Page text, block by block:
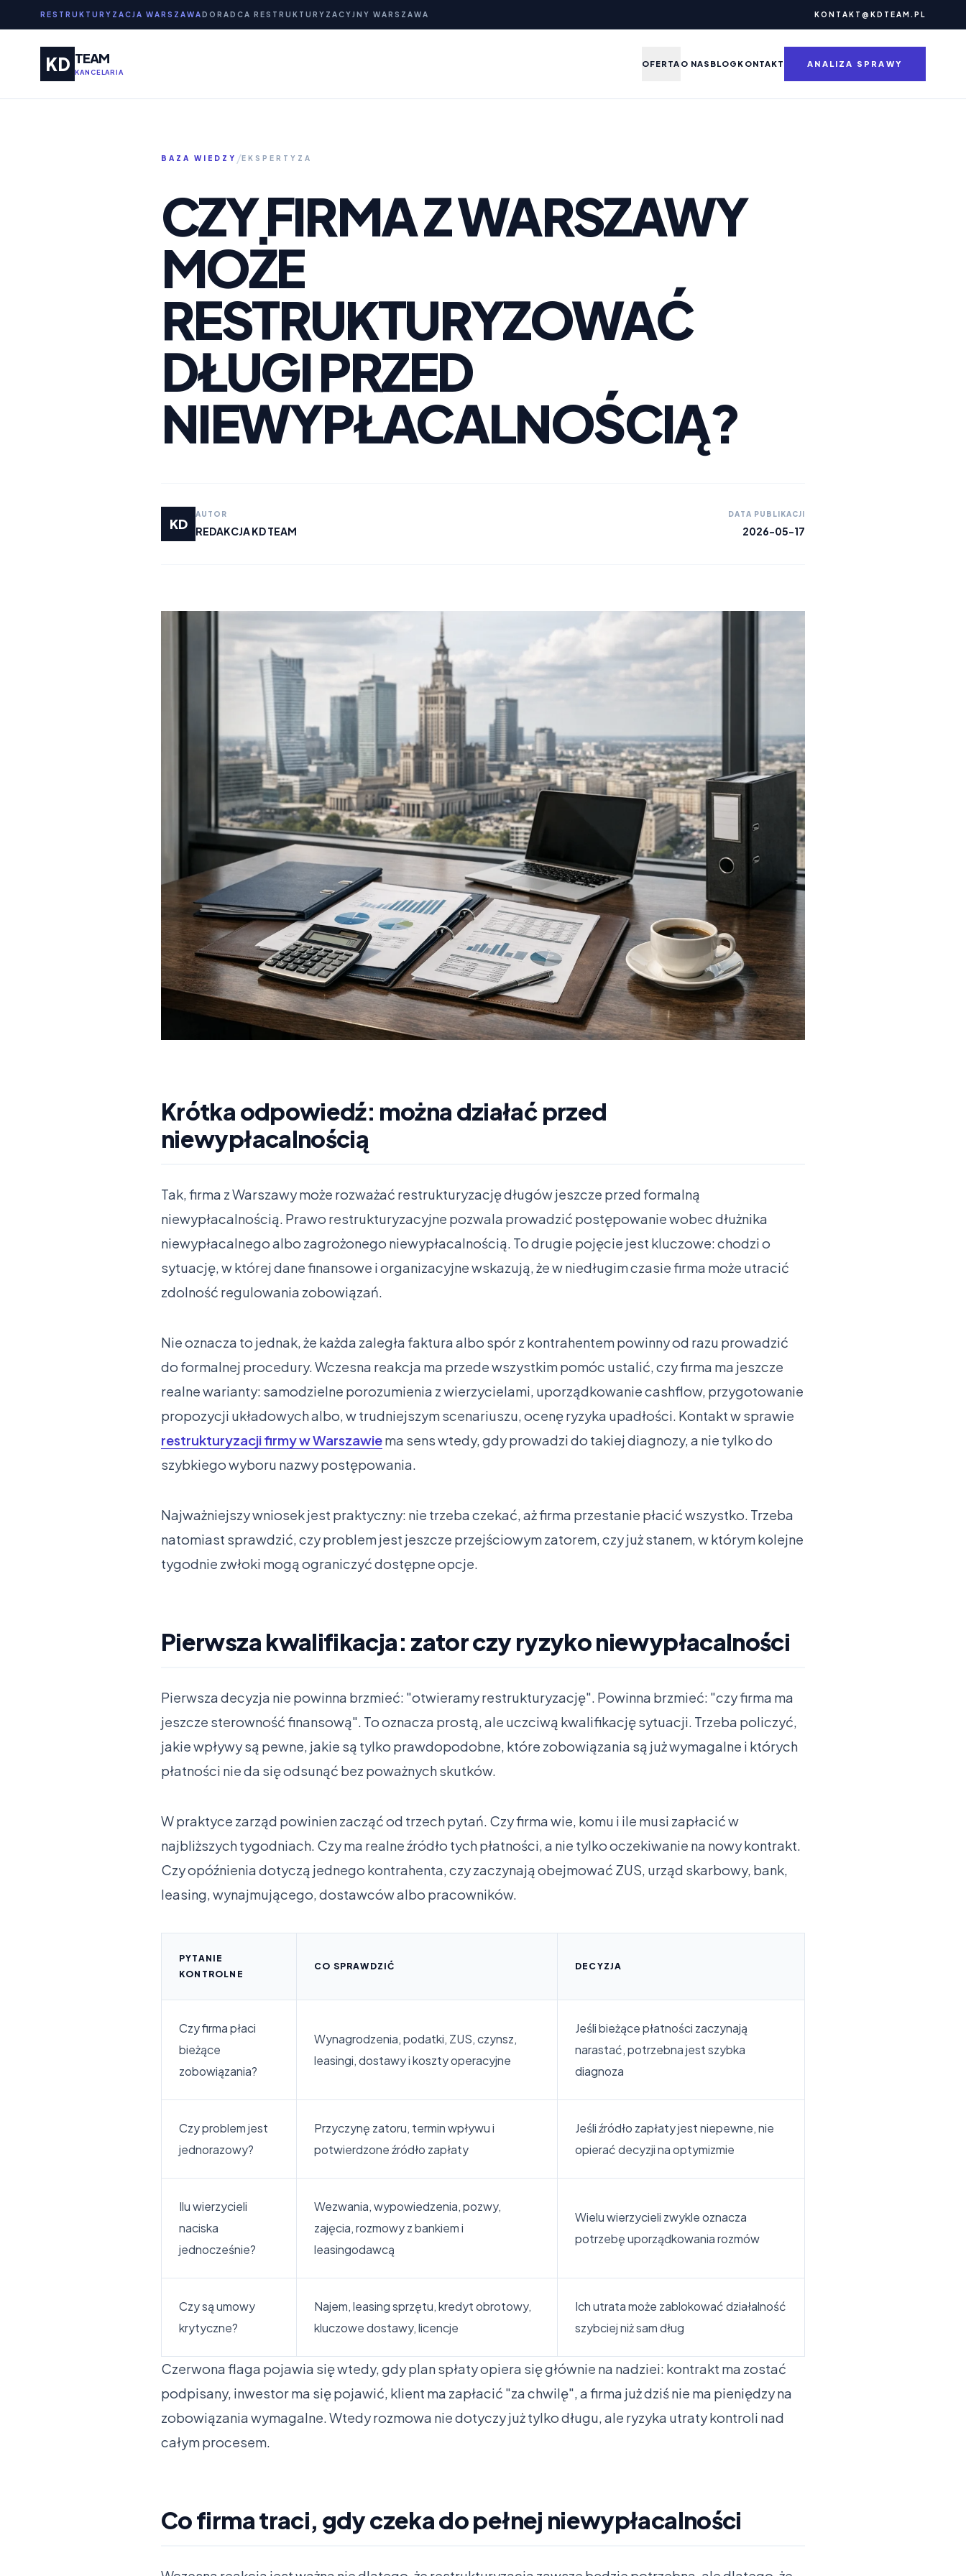
RESTRUKTURYZACJA WARSZAWADORADCA RESTRUKTURYZACYJNY WARSZAWA KONTAKT@KDTEAM.PL
KD TEAM
KANCELARIA
OFERTA O NAS BLOG KONTAKT ANALIZA SPRAWY
BAZA WIEDZY /EKSPERTYZA
CZY FIRMA Z WARSZAWY
MOŻE
RESTRUKTURYZOWAĆ
DŁUGI PRZED
NIEWYPŁACALNOŚCIĄ?
KD
AUTOR
REDAKCJA KD TEAM
DATA PUBLIKACJI
2026-05-17
Krótka odpowiedź: można działać przed
niewypłacalnością
Tak, firma z Warszawy może rozważać restrukturyzację długów jeszcze przed formalną
niewypłacalnością. Prawo restrukturyzacyjne pozwala prowadzić postępowanie wobec dłużnika
niewypłacalnego albo zagrożonego niewypłacalnością. To drugie pojęcie jest kluczowe: chodzi o
sytuację, w której dane finansowe i organizacyjne wskazują, że w niedługim czasie firma może utracić
zdolność regulowania zobowiązań.
Nie oznacza to jednak, że każda zaległa faktura albo spór z kontrahentem powinny od razu prowadzić
do formalnej procedury. Wczesna reakcja ma przede wszystkim pomóc ustalić, czy firma ma jeszcze
realne warianty: samodzielne porozumienia z wierzycielami, uporządkowanie cashflow, przygotowanie
propozycji układowych albo, w trudniejszym scenariuszu, ocenę ryzyka upadłości. Kontakt w sprawie
restrukturyzacji firmy w Warszawiema sens wtedy, gdy prowadzi do takiej diagnozy, a nie tylko do
szybkiego wyboru nazwy postępowania.
Najważniejszy wniosek jest praktyczny: nie trzeba czekać, aż firma przestanie płacić wszystko. Trzeba
natomiast sprawdzić, czy problem jest jeszcze przejściowym zatorem, czy już stanem, w którym kolejne
tygodnie zwłoki mogą ograniczyć dostępne opcje.
Pierwsza kwalifikacja: zator czy ryzyko niewypłacalności
Pierwsza decyzja nie powinna brzmieć: "otwieramy restrukturyzację". Powinna brzmieć: "czy firma ma
jeszcze sterowność finansową". To oznacza prostą, ale uczciwą kwalifikację sytuacji. Trzeba policzyć,
jakie wpływy są pewne, jakie są tylko prawdopodobne, które zobowiązania są już wymagalne i których
płatności nie da się odsunąć bez poważnych skutków.
W praktyce zarząd powinien zacząć od trzech pytań. Czy firma wie, komu i ile musi zapłacić w
najbliższych tygodniach. Czy ma realne źródło tych płatności, a nie tylko oczekiwanie na nowy kontrakt.
Czy opóźnienia dotyczą jednego kontrahenta, czy zaczynają obejmować ZUS, urząd skarbowy, bank,
leasing, wynajmującego, dostawców albo pracowników.
PYTANIE
KONTROLNE
CO SPRAWDZIĆ DECYZJA
Czy firma płaci
bieżące
zobowiązania?
Wynagrodzenia, podatki, ZUS, czynsz,
leasingi, dostawy i koszty operacyjne
Jeśli bieżące płatności zaczynają
narastać, potrzebna jest szybka
diagnoza
Czy problem jest
jednorazowy?
Przyczynę zatoru, termin wpływu i
potwierdzone źródło zapłaty
Jeśli źródło zapłaty jest niepewne, nie
opierać decyzji na optymizmie
Ilu wierzycieli
naciska
jednocześnie?
Wezwania, wypowiedzenia, pozwy,
zajęcia, rozmowy z bankiem i
leasingodawcą
Wielu wierzycieli zwykle oznacza
potrzebę uporządkowania rozmów
Czy są umowy
krytyczne?
Najem, leasing sprzętu, kredyt obrotowy,
kluczowe dostawy, licencje
Ich utrata może zablokować działalność
szybciej niż sam dług
Czerwona flaga pojawia się wtedy, gdy plan spłaty opiera się głównie na nadziei: kontrakt ma zostać
podpisany, inwestor ma się pojawić, klient ma zapłacić "za chwilę", a firma już dziś nie ma pieniędzy na
zobowiązania wymagalne. Wtedy rozmowa nie dotyczy już tylko długu, ale ryzyka utraty kontroli nad
całym procesem.
Co firma traci, gdy czeka do pełnej niewypłacalności